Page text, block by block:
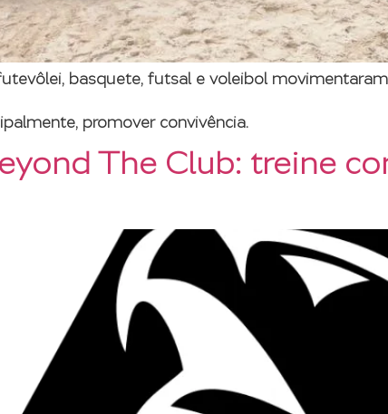
basquete, futsal e voleibol
promover convivência.
The Club: treine